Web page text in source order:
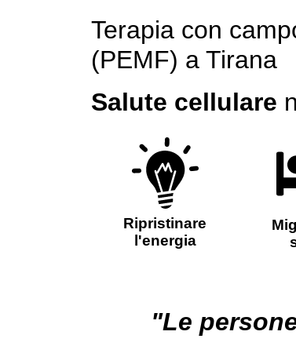
Terapia con
(PEMF) a Tirana
Salute cellulare
Ripristinare
l'energia
"Le